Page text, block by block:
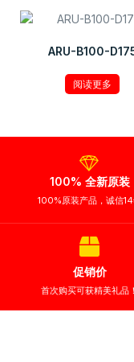
ARU-B100-
阅读更多
100% 全新原装
100%原装产品，诚信
促销价
首次购买可获精美礼品！